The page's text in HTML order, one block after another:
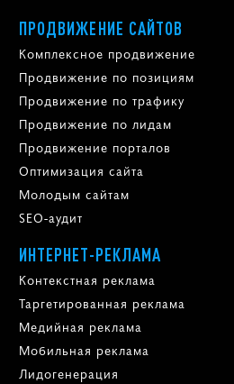
ПРОДВИЖЕНИЕ САЙТОВ
Комплексное продвижение
Продвижение по позициям
Продвижение по трафику
Продвижение по лидам
Продвижение порталов
Оптимизация сайта
Молодым сайтам
SEO-аудит
ИНТЕРНЕТ-РЕКЛАМА
Контекстная реклама
Таргетированная реклама
Медийная реклама
Мобильная реклама
Лидогенерация